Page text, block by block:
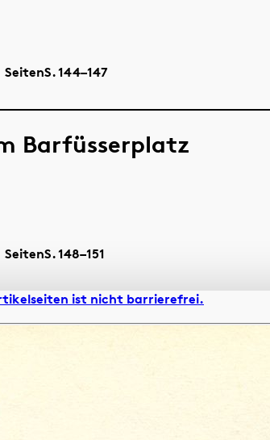
SeitenS.144–147
Barfüsserplatz
SeitenS.148–151
ist nicht barrierefrei.